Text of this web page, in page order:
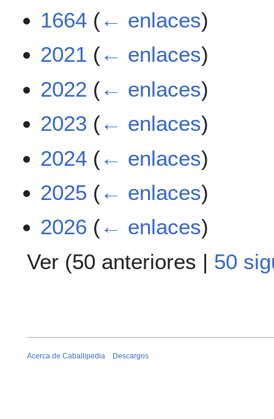
1664 (← enlaces)
2021 (← enlaces)
2022 (← enlaces)
2023 (← enlaces)
2024 (← enlaces)
2025 (← enlaces)
2026 (← enlaces)
Ver (50 anteriores | 50
Acerca de Caballipedia Descargos